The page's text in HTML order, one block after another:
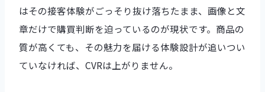
はその接客体験がごっそり抜け落ちたまま、画像と文
章だけで購買判断を迫っているのが現状です。商品の
質が高くても、その魅力を届ける体験設計が追いつい
ていなければ、CVRは上がりません。